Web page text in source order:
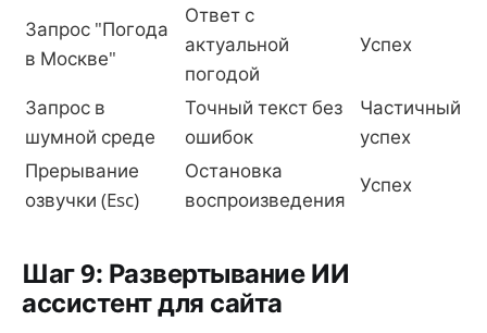
Запрос "Погода
в Москве"
Ответ с
актуальной
погодой
Успех
Запрос в
шумной среде
Точный текст без
ошибок
Частичный
успех
Прерывание
озвучки (Esc)
Остановка
воспроизведения
Успех
Шаг 9: Развертывание ИИ
ассистент для сайта